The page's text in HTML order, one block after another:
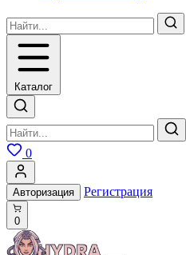
Каталог
0
Авторизация Регистрация
0